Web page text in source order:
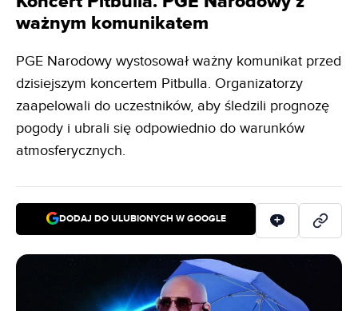
ważnym komunikatem
PGE Narodowy wystosował ważny komunikat przed
dzisiejszym koncertem Pitbulla. Organizatorzy
zaapelowali do uczestników, aby śledzili prognozę
pogody i ubrali się odpowiednio do warunków
atmosferycznych.
DODAJ DO ULUBIONYCH W GOOGLE